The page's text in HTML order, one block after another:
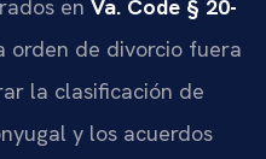
en Va. Code § 20-
orden de divorcio fuera
la clasificación de
y los acuerdos